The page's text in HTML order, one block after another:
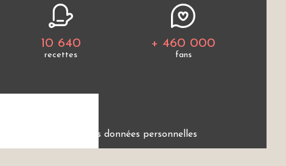
10 640
recettes
+ 460 000
fans
Protection des données personnelles